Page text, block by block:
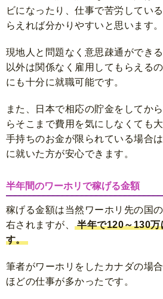
ビになったり、仕事で苦労してい
らえれば分かりやすいと思います。
現地人と問題なく意思疎通ができ
以外は関係なく雇用してもらえる
にも十分に就職可能です。
また、日本で相応の貯金をしてか
らそこまで費用を気にしなくても
手持ちのお金が限られている場合
に就いた方が安心できます。
半年間のワーホリで稼げる金額
稼げる金額は当然ワーホリ先の国
右されますが、 半年で120～130
す。
筆者がワーホリをしたカナダの場
ほどの仕事が多かったです。